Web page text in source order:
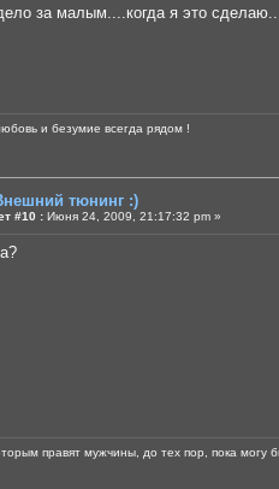
за малым....когда я это сделаю....
и безумие всегда рядом !
тюнинг :)
#10 : Июня 24, 2009, 21:17:32 pm »
правят мужчины, до тех пор, пока могу